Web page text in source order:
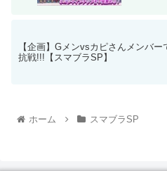
【企画】Gメンvsカピさんメンバー
抗戦!!!【スマブラSP】
ホーム スマブラSP